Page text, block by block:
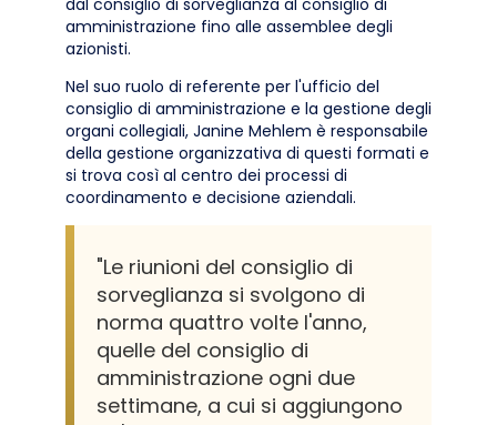
dal consiglio di sorveglianza al consiglio di
amministrazione fino alle assemblee degli
azionisti.
Nel suo ruolo di referente per l'ufficio del
consiglio di amministrazione e la gestione degli
organi collegiali, Janine Mehlem è responsabile
della gestione organizzativa di questi formati e
si trova così al centro dei processi di
coordinamento e decisione aziendali.
"Le riunioni del consiglio di
sorveglianza si svolgono di
norma quattro volte l'anno,
quelle del consiglio di
amministrazione ogni due
settimane, a cui si aggiungono